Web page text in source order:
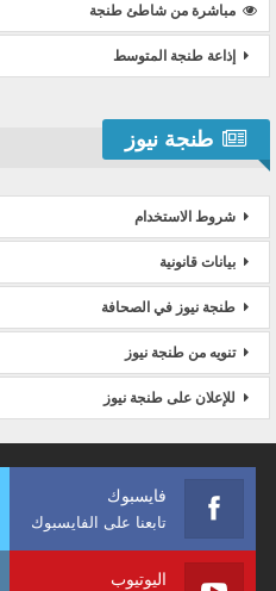
مباشرة من شاطئ طنجة
إذاعة طنجة المتوسط
طنجة نيوز
شروط الاستخدام
بيانات قانونية
طنجة نيوز في الصحافة
تنويه من طنجة نيوز
للإعلان على طنجة نيوز
فايسبوك
تابعنا على الفايسبوك
اليوتيوب